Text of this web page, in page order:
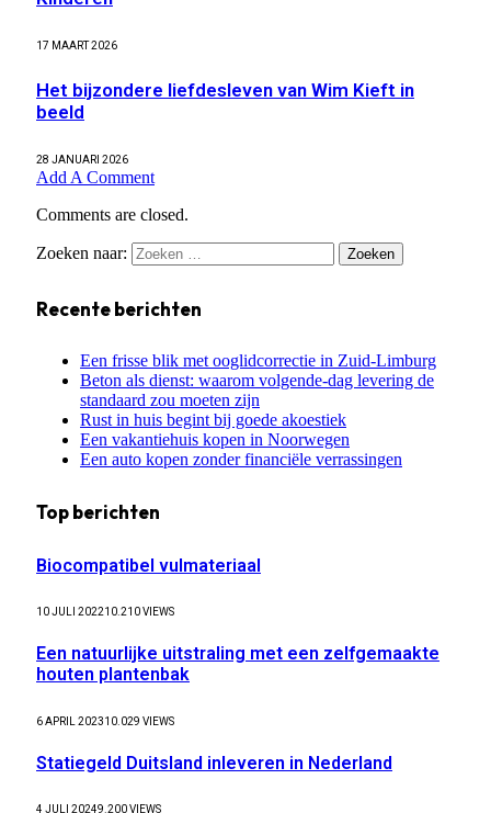
17 MAART 2026
Het bijzondere liefdesleven van Wim Kieft in
beeld
28 JANUARI 2026
Add A Comment
Comments are closed.
Zoeken naar:
Recente berichten
Een frisse blik met ooglidcorrectie in Zuid-Limburg
Beton als dienst: waarom volgende-dag levering de
standaard zou moeten zijn
Rust in huis begint bij goede akoestiek
Een vakantiehuis kopen in Noorwegen
Een auto kopen zonder financiële verrassingen
Top berichten
Biocompatibel vulmateriaal
10 JULI 202210.210VIEWS
Een natuurlijke uitstraling met een zelfgemaakte
houten plantenbak
6 APRIL 202310.029 VIEWS
Statiegeld Duitsland inleveren in Nederland
4 JULI 20249.200VIEWS